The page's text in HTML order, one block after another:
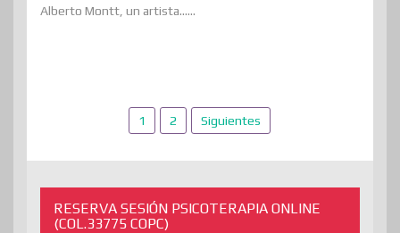
Alberto Montt, un artista......
Paginación
entradas
1 2 Siguientes
RESERVA SESIÓN PSICOTERAPIA ONLINE
(COL.33775 COPC)